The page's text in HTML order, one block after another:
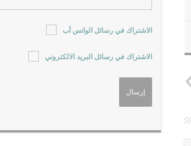
الاشتراك في رسائل الواتس أب
الاشتراك في رسائل البريد الالكتروني